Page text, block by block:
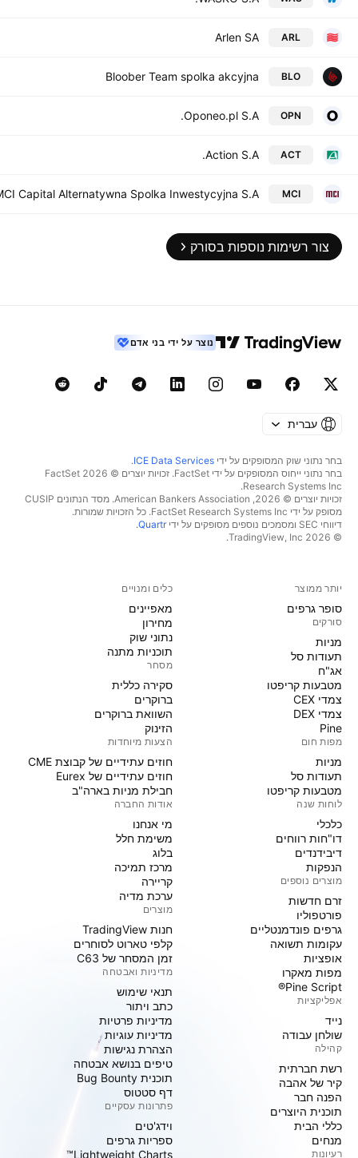
ARL
Arlen SA
BLO
Bloober Team spolka akcyjna
OPN
Oponeo.pl S.A.
ACT
Action S.A.
MCI
Capital Alternatywna Spolka Inwestycyjna S.A.
צור רשימות נוספות בסורק
נוצר על ידי בני אדם
עברית
בחר נתוני שוק המסופקים על ידי ICE Data Services
.
בחר נתוני ייחוס המסופקים על ידי FactSet. זכויות יוצרים © 2026 ‏FactSet
Research Systems Inc.‏
זכויות יוצרים © 2026, ‏American Bankers Association. מסד הנתונים CUSIP
מסופק על ידי FactSet Research Systems Inc. כל הזכויות שמורות.
דיווחי SEC ומסמכים נוספים מסופקים על ידי
Quartr
.
© 2026 ‏TradingView, Inc.‏
יותר ממוצר
סופר גרפים
סורקים
מניות‏
תעודות סל
אג"ח
מטבעות קריפטו
צמדי CEX
צמדי DEX
Pine
מפות חום
מניות‏
תעודות סל
מטבעות קריפטו
לוחות שנה
כלכלי
דו"חות רווחים
דיבידנדים
הנפקות
מוצרים נוספים
זרם חדשות
פורטפוליו
גרפים פונדמנטליים
עקומות תשואה
אופציות
מפות מאקרו
Pine Script®
אפליקציות
נייד
שולחן עבודה
קהילה
רשת חברתית
קיר של אהבה
הפנה חבר
תוכנית היוצרים
כללי הבית
מנחים
רעיונות
כלים ומנויים
מאפיינים
מחירון
נתוני שוק
תוכניות מתנה
מסחר
סקירה כללית
ברוקרים
השוואת ברוקרים
הזינוק
הצעות מיוחדות
חוזים עתידיים של קבוצת CME
חוזים עתידיים של Eurex
חבילת מניות בארה"ב
אודות החברה
מי אנחנו
משימת חלל
בלוג
מרכז תמיכה
קריירה
ערכת מדיה
מוצרים
חנות TradingView
קלפי טארוט לסוחרים
זמן המסחר של C63
מדיניות ואבטחה
תנאי שימוש
כתב ויתור
מדיניות פרטיות
מדיניות עוגיות
הצהרת נגישות
טיפים בנושא אבטחה
תוכנית Bug Bounty
דף סטטוס
פתרונות עסקיים
וידג'טים
ספריות גרפים
Lightweight Charts™